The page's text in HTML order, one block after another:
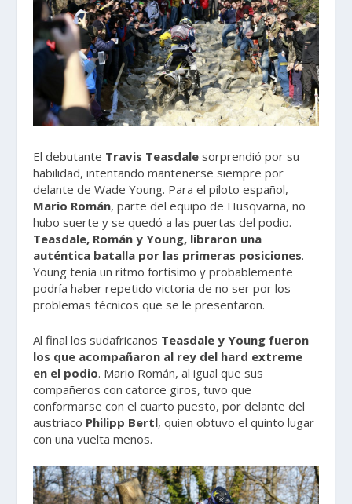
El debutante Travis Teasdale sorprendió por su
habilidad, intentando mantenerse siempre por
delante de Wade Young. Para el piloto español,
Mario Román, parte del equipo de Husqvarna, no
hubo suerte y se quedó a las puertas del podio.
Teasdale, Román y Young, libraron una
auténtica batalla por las primeras posiciones.
Young tenía un ritmo fortísimo y probablemente
podría haber repetido victoria de no ser por los
problemas técnicos que se le presentaron.
Al final los sudafricanos Teasdale y Young fueron
los que acompañaron al rey del hard extreme
en el podio. Mario Román, al igual que sus
compañeros con catorce giros, tuvo que
conformarse con el cuarto puesto, por delante del
austriaco Philipp Bertl, quien obtuvo el quinto lugar
con una vuelta menos.